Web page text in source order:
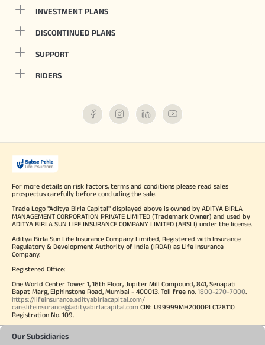
INVESTMENT PLANS
DISCONTINUED PLANS
SUPPORT
RIDERS
For more details on risk factors, terms and conditions please read sales
prospectus carefully before concluding the sale.
Trade Logo "Aditya Birla Capital" displayed above is owned by ADITYA BIRLA
MANAGEMENT CORPORATION PRIVATE LIMITED (Trademark Owner) and used by
ADITYA BIRLA SUN LIFE INSURANCE COMPANY LIMITED (ABSLI) under the license.
Aditya Birla Sun Life Insurance Company Limited, Registered with Insurance
Regulatory & Development Authority of India (IRDAI) as Life Insurance
Company.
Registered Office:
One World Center Tower 1, 16th Floor, Jupiter Mill Compound, 841, Senapati
Bapat Marg, Elphinstone Road, Mumbai - 400013. Toll free no. 1800-270-7000.
https://lifeinsurance.adityabirlacapital.com/
care.lifeinsurance@adityabirlacapital.com CIN: U99999MH2000PLC128110
Registration No. 109.
Our Subsidiaries